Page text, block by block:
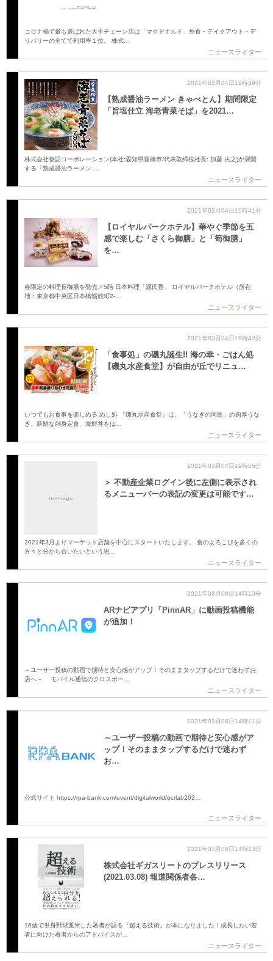
コロナ禍で最も選ばれた大手チェーン店は「マクドナルド」外食・テイクアウト・デ
リバリーの全てで利用率１位。 株式…
ニュースライター
2021年03月04日19時39分
【熟成醤油ラーメン きゃべとん】期間限定
「旨塩仕立 海老青菜そば」を2021…
株式会社物語コーポレーション(本社:愛知県豊橋市/代表取締役社長: 加藤 央之)が展開
する『熟成醤油ラーメン …
ニュースライター
2021年03月04日19時41分
【ロイヤルパークホテル】華やぐ季節を五
感で楽しむ「さくら御膳」と「筍御膳」
を…
春限定の料理長御膳を発売／5階 日本料理「源氏香」 ロイヤルパークホテル（所在
地：東京都中央区日本橋蛎殻町2-…
ニュースライター
2021年03月04日19時42分
「食事処」の磯丸誕生!! 海の幸・ごはん処
【磯丸水産食堂】が自由が丘でリニュ…
いつでもお食事を楽しめる めし処 『磯丸水産食堂』は、「うなぎの岡島」の肉厚うな
ぎ、新鮮な刺身定食、海鮮丼をは…
ニュースライター
noimage
2021年03月04日19時55分
＞ 不動産企業ログイン後に左側に表示され
るメニューバーの表記の変更は可能です…
2021年3月よりマーケット店舗を中心にスタートいたします。 食のよろこびを多くの
方々と分かち合いたいという思…
ニュースライター
2021年03月08日14時10分
ARナビアプリ「PinnAR」に動画投稿機能
が追加！
～ユーザー投稿の動画で期待と安心感がアップ！そのままタップするだけで迷わずお
店へ～ モバイル通信のクロスボー…
ニュースライター
2021年03月08日14時11分
～ユーザー投稿の動画で期待と安心感がア
ップ！そのままタップするだけで迷わず
お…
公式サイト https://rpa-bank.com/event/digitalworld/ocrlab202…
ニュースライター
2021年03月08日14時13分
株式会社ギガスリートのプレスリリース
(2021.03.08) 報道関係者各…
16歳で単身野球渡米した著者が語る『超える技術』が本になりました！成長したい若
者に向けた著者からのアドバイスが…
ニュースライター